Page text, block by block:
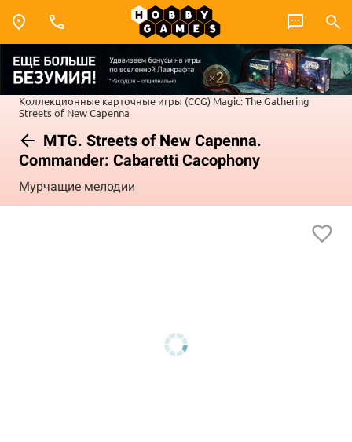
Коллекционные карточные игры (CCG) Magic: The Gathering
Streets of New Capenna
MTG. Streets of New Capenna.
Commander: Cabaretti Cacophony
Мурчащие мелодии